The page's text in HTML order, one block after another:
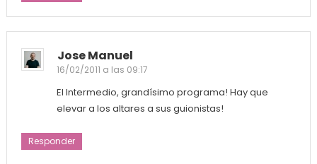
Jose Manuel
16/02/2011 a las 09:17
El Intermedio, grandísimo programa! Hay que
elevar a los altares a sus guionistas!
Responder